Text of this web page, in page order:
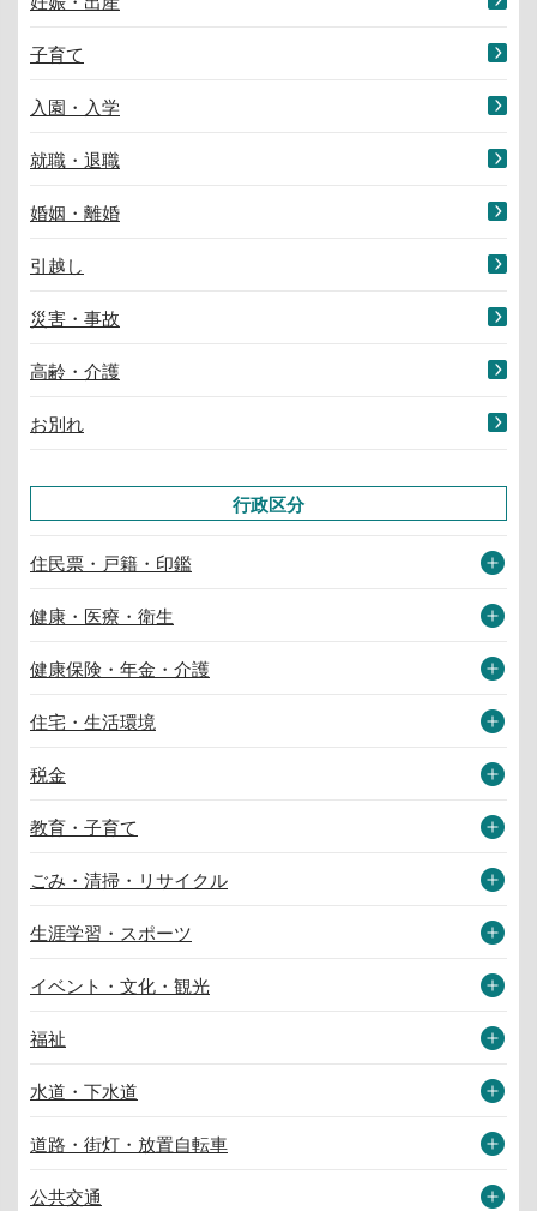
子育て
入園・入学
就職・退職
婚姻・離婚
引越し
災害・事故
高齢・介護
お別れ
行政区分
住民票・戸籍・印鑑
健康・医療・衛生
健康保険・年金・介護
住宅・生活環境
税金
教育・子育て
ごみ・清掃・リサイクル
生涯学習・スポーツ
イベント・文化・観光
福祉
水道・下水道
道路・街灯・放置自転車
公共交通